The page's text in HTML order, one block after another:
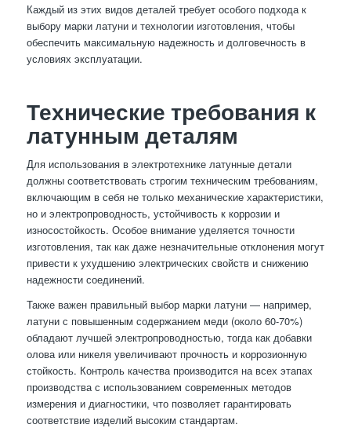
Каждый из этих видов деталей требует особого подхода к
выбору марки латуни и технологии изготовления, чтобы
обеспечить максимальную надежность и долговечность в
условиях эксплуатации.
Технические требования к
латунным деталям
Для использования в электротехнике латунные детали
должны соответствовать строгим техническим требованиям,
включающим в себя не только механические характеристики,
но и электропроводность, устойчивость к коррозии и
износостойкость. Особое внимание уделяется точности
изготовления, так как даже незначительные отклонения могут
привести к ухудшению электрических свойств и снижению
надежности соединений.
Также важен правильный выбор марки латуни — например,
латуни с повышенным содержанием меди (около 60-70%)
обладают лучшей электропроводностью, тогда как добавки
олова или никеля увеличивают прочность и коррозионную
стойкость. Контроль качества производится на всех этапах
производства с использованием современных методов
измерения и диагностики, что позволяет гарантировать
соответствие изделий высоким стандартам.